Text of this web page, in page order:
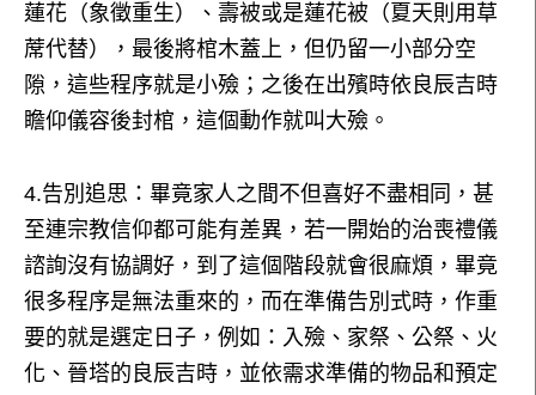
蓮花（象徵重生）、壽被或是蓮花被（夏天則用草
蓆代替），最後將棺木蓋上，但仍留一小部分空
隙，這些程序就是小殮；之後在出殯時依良辰吉時
瞻仰儀容後封棺，這個動作就叫大殮。
4.告別追思：畢竟家人之間不但喜好不盡相同，甚
至連宗教信仰都可能有差異，若一開始的治喪禮儀
諮詢沒有協調好，到了這個階段就會很麻煩，畢竟
很多程序是無法重來的，而在準備告別式時，作重
要的就是選定日子，例如：入殮、家祭、公祭、火
化、晉塔的良辰吉時，並依需求準備的物品和預定